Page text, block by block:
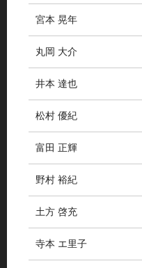
宮本 晃年
丸岡 大介
井本 達也
松村 優紀
富田 正輝
野村 裕紀
土方 啓充
寺本 エ里子